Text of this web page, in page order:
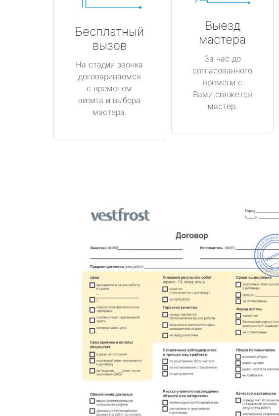
Бесплатный
вызов
На стадии звонка
договариваемся
с временем
визита и выбора
мастера.
Выезд
мастера
За час до
согласованного
времени с
Вами свяжется
мастер.